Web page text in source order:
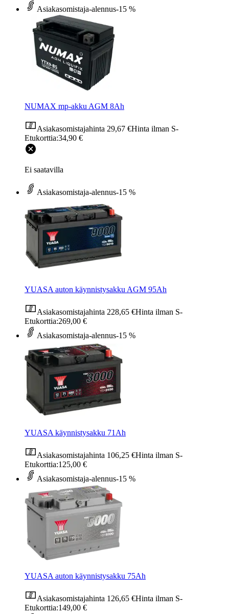
Asiakasomistaja-alennus-15 %
NUMAX mp-akku AGM 8Ah
Asiakasomistajahinta 29,67 €Hinta ilman S-
Etukorttia:34,90 €
Ei saatavilla
Asiakasomistaja-alennus-15 %
YUASA auton käynnistysakku AGM 95Ah
Asiakasomistajahinta 228,65 €Hinta ilman S-
Etukorttia:269,00 €
Asiakasomistaja-alennus-15 %
YUASA käynnistysakku 71Ah
Asiakasomistajahinta 106,25 €Hinta ilman S-
Etukorttia:125,00 €
Asiakasomistaja-alennus-15 %
YUASA auton käynnistysakku 75Ah
Asiakasomistajahinta 126,65 €Hinta ilman S-
Etukorttia:149,00 €